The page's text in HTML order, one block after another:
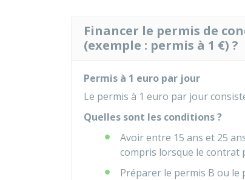
Financer le permis de
(exemple : permis à 1 €) ?
Permis à 1 euro par jour
Le permis à 1 euro par jour
Quelles sont les conditions ?
Avoir entre 15 ans et 25
compris lorsque le contrat
Préparer le permis B ou le